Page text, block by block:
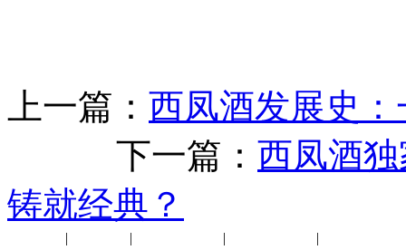
上一篇： 西凤酒发展史
下一篇： 西凤酒
铸就经典？
| | | |